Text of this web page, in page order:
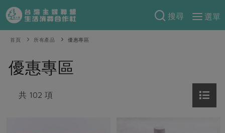
搜尋
選單
產品分類
當季蔬果
一籃菜
芽苗類
食譜料理
首頁 所有產品 優惠專區
優惠專區
共 102 項